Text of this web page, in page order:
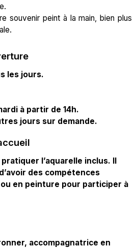
souvenir peint à la main, bien plus
les jours.
à partir de 14h.
jours sur demande.
l’aquarelle inclus. Il
des compétences
en peinture pour participer à
accompagnatrice en